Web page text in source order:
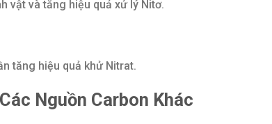
vật và tăng hiệu quả xử lý Nitơ.
tăng hiệu quả khử Nitrat.
Nguồn Carbon Khác